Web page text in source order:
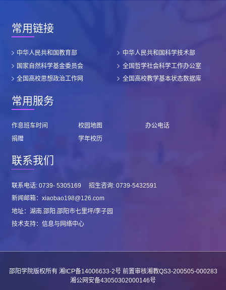
常用链接
中华人民共和国教育部
中华人民共和国科学技术部
国家自然科学基金委员会
全国哲学社会科学工作办公室
全国高校思想政治工作网
全国高校教学基本状态数据库
常用服务
作息班车时间 校园地图
办公电话
捐赠
学年校历
联系我们
联系电话: 0739- 5305169 招生咨询: 0739-5432591
新闻邮箱：xiaobao198@126.com
地址：湖南.邵阳.邵阳市七里坪/李子园
技术支持：信息与网络中心
邵阳学院版权所有 湘ICP备14006633-2号前置审核湘教QS3-200505-000283
湘公网安备43050302000146号